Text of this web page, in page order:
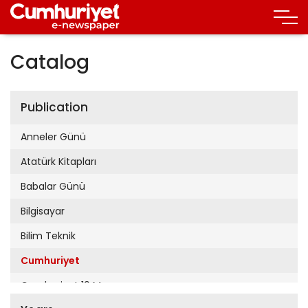
Catalog
Publication
Anneler Günü
Atatürk Kitapları
Babalar Günü
Bilgisayar
Bilim Teknik
Cumhuriyet
Cumhuriyet 19 Mayıs